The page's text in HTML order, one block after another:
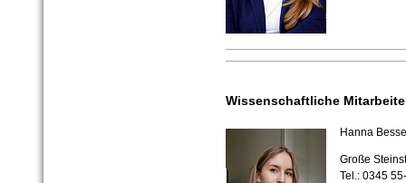
Wissenschaftliche
Hanna
Große
Tel.: 0345